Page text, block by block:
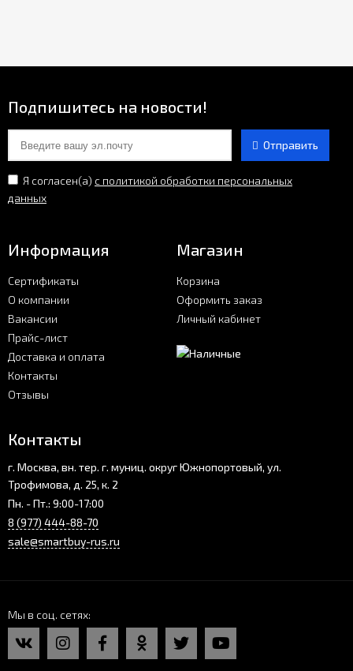
Подпишитесь на новости!
Отправить
Я согласен(a) с политикой обработки персональных
данных
Информация
Сертификаты
О компании
Вакансии
Прайс-лист
Доставка и оплата
Контакты
Отзывы
Магазин
Корзина
Оформить заказ
Личный кабинет
Контакты
г. Москва, вн. тер. г. муниц. округ Южнопортовый, ул.
Трофимова, д. 25, к. 2
Пн. - Пт.: 9:00-17:00
8 (977) 444-88-70
sale@smartbuy-rus.ru
Мы в соц. сетях